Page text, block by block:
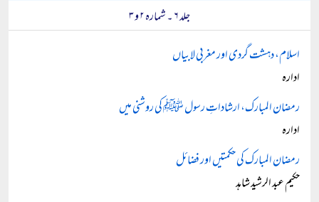
جلد ۶ ۔ شمارہ ۲ و ۳
اسلام، دہشت گردی اور مغربی لابیاں
ادارہ
رمضان المبارک، ارشاداتِ رسول ﷺ کی روشنی میں
ادارہ
رمضان المبارک کی حکمتیں اور فضائل
حکیم عبد الرشید شاہد